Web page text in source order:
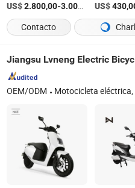
US$2.800,00-3.000,00 /Pieza
US$
Contacto
Jiangsu Lvneng Electric
OEM/ODM Motocicleta eléctrica, moto eléctrica, scooter eléctrico, bicicleta eléctrica,